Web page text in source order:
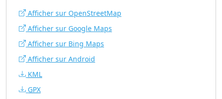
Afficher sur OpenStreetMap
Afficher sur Google Maps
Afficher sur Bing Maps
Afficher sur Android
KML
GPX